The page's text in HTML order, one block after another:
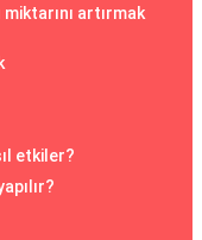
artırmak
etkiler?